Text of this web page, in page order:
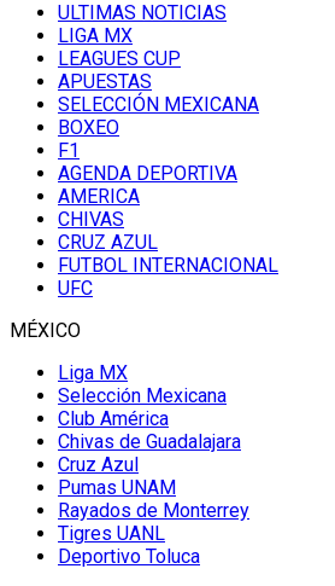
ULTIMAS NOTICIAS
LIGA MX
LEAGUES CUP
APUESTAS
SELECCIÓN MEXICANA
BOXEO
F1
AGENDA DEPORTIVA
AMERICA
CHIVAS
CRUZ AZUL
FUTBOL INTERNACIONAL
UFC
MÉXICO
Liga MX
Selección Mexicana
Club América
Chivas de Guadalajara
Cruz Azul
Pumas UNAM
Rayados de Monterrey
Tigres UANL
Deportivo Toluca